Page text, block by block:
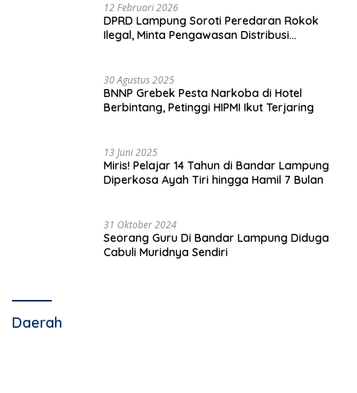
12 Februari 2026
DPRD Lampung Soroti Peredaran Rokok
Ilegal, Minta Pengawasan Distribusi
30 Agustus 2025
BNNP Grebek Pesta Narkoba di Hotel
Berbintang, Petinggi HIPMI Ikut Terjaring
13 Juni 2025
Miris! Pelajar 14 Tahun di Bandar Lampung
Diperkosa Ayah Tiri hingga Hamil 7 Bulan
31 Oktober 2024
Seorang Guru Di Bandar Lampung Diduga
Cabuli Muridnya Sendiri
Daerah